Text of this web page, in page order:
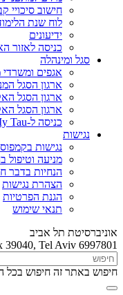
חישוב סיכויי
לוח שנת
ידיעונים
כניסה לאזור
סגל ומינהלה
אגפים ומשרדי
ארגון הסגל
ארגון הסגל
ארגון הסגל
כניסה ל-My Tau
נגישות
נגישות בקמפוס
מניעה וטיפול
הנחיות בדבר
הצהרת נגישות
הגנת הפרטיות
תנאי שימוש
אוניברסיטת תל אביב
39040, Tel Aviv 6997801
חיפוש באתר זה חיפוש בכל